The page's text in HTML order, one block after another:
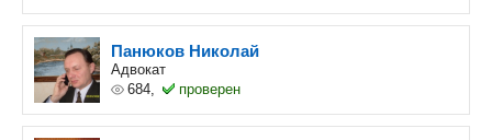
Панюков Николай
Адвокат
684,
проверен